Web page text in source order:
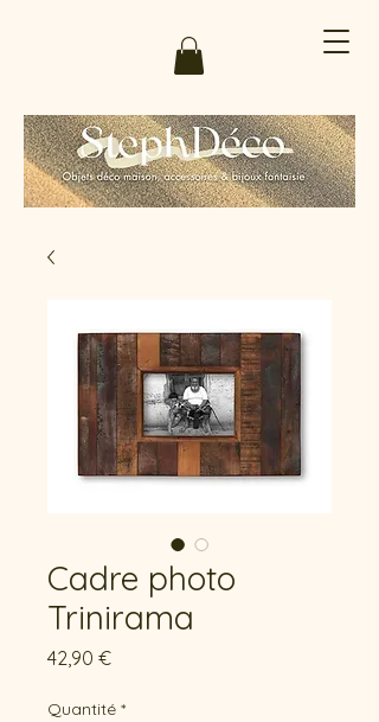
Cadre photo
Trinirama
42,90 €Prix
Quantité *